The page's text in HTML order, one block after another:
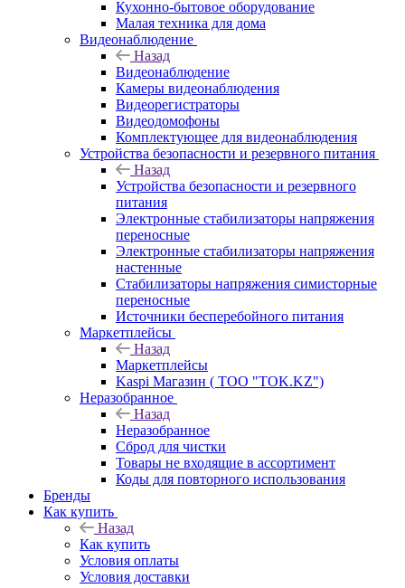
Кухонно-бытовое оборудование
Малая техника для дома
Видеонаблюдение
Назад
Видеонаблюдение
Камеры видеонаблюдения
Видеорегистраторы
Видеодомофоны
Комплектующее для видеонаблюдения
Устройства безопасности и резервного питания
Назад
Устройства безопасности и резервного
питания
Электронные стабилизаторы напряжения
переносные
Электронные стабилизаторы напряжения
настенные
Стабилизаторы напряжения симисторные
переносные
Источники бесперебойного питания
Маркетплейсы
Назад
Маркетплейсы
Kaspi Магазин ( ТОО "TOK.KZ")
Неразобранное
Назад
Неразобранное
Сброд для чистки
Товары не входящие в ассортимент
Коды для повторного использования
Бренды
Как купить
Назад
Как купить
Условия оплаты
Условия доставки